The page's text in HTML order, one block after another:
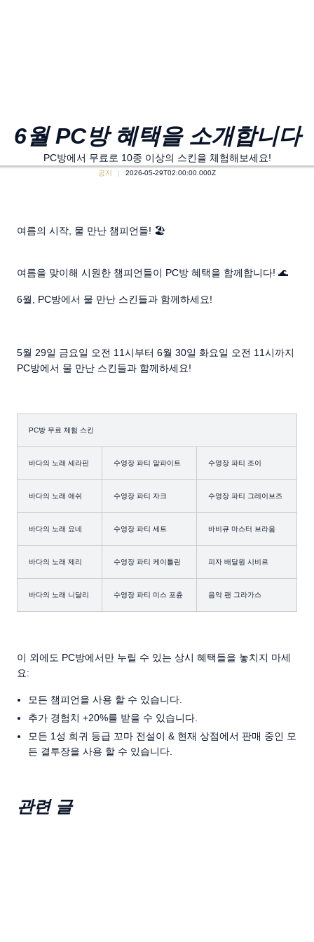
6월 PC방 혜택을 소개합니다
PC방에서 무료로 10종 이상의 스킨을 체험해보세요!
공지 2026-05-29T02:00:00.000Z
여름의 시작, 물 만난 챔피언들! 🏖️
여름을 맞이해 시원한 챔피언들이 PC방 혜택을 함께합니다! 🌊
6월, PC방에서 물 만난 스킨들과 함께하세요!
5월 29일 금요일 오전 11시부터 6월 30일 화요일 오전 11시까지
PC방에서 물 만난 스킨들과 함께하세요!
PC방 무료 체험 스킨
바다의 노래 세라핀 수영장 파티 말파이트 수영장 파티 조이
바다의 노래 애쉬 수영장 파티 자크 수영장 파티 그레이브즈
바다의 노래 요네 수영장 파티 세트 바비큐 마스터 브라움
바다의 노래 제리 수영장 파티 케이틀린 피자 배달원 시비르
바다의 노래 니달리 수영장 파티 미스 포츈 음악 팬 그라가스
이 외에도 PC방에서만 누릴 수 있는 상시 혜택들을 놓치지 마세
요:
모든 챔피언을 사용 할 수 있습니다.
추가 경험치 +20%를 받을 수 있습니다.
모든 1성 희귀 등급 꼬마 전설이 & 현재 상점에서 판매 중인 모
든 결투장을 사용 할 수 있습니다.
관련 글